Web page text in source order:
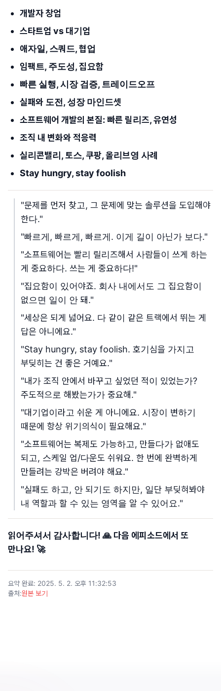
개발자 창업
스타트업 vs 대기업
애자일, 스쿼드, 협업
임팩트, 주도성, 집요함
빠른 실행, 시장 검증, 트레이드오프
실패와 도전, 성장 마인드셋
소프트웨어 개발의 본질: 빠른 릴리즈, 유연성
조직 내 변화와 적응력
실리콘밸리, 토스, 쿠팡, 올리브영 사례
Stay hungry, stay foolish
"문제를 먼저 찾고, 그 문제에 맞는 솔루션을 도입해야
한다."
"빠르게, 빠르게, 빠르게. 이게 길이 아닌가 보다."
"소프트웨어는 빨리 릴리즈해서 사람들이 쓰게 하는
게 중요하다. 쓰는 게 중요하다!"
"집요함이 있어야죠. 회사 내에서도 그 집요함이
없으면 일이 안 돼."
"세상은 되게 넓어요. 다 같이 같은 트랙에서 뛰는 게
답은 아니에요."
"Stay hungry, stay foolish. 호기심을 가지고
부딪히는 건 좋은 거예요."
"내가 조직 안에서 바꾸고 싶었던 적이 있었는가?
주도적으로 해봤는가가 중요해."
"대기업이라고 쉬운 게 아니에요. 시장이 변하기
때문에 항상 위기의식이 필요해요."
"소프트웨어는 복제도 가능하고, 만들다가 없애도
되고, 스케일 업/다운도 쉬워요. 한 번에 완벽하게
만들려는 강박은 버려야 해요."
"실패도 하고, 안 되기도 하지만, 일단 부딪혀봐야
내 역할과 할 수 있는 영역을 알 수 있어요."
읽어주셔서 감사합니다! 🙏 다음 에피소드에서 또
만나요! 🚀
요약 완료: 2025. 5. 2. 오후 11:32:53
출처:원본 보기